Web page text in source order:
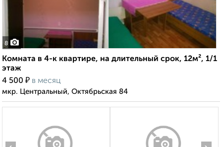
8
Комната в 4-к квартире, на длительный срок, 12м², 1/1
этаж
4 500 ₽ в месяц
мкр. Центральный, Октябрьская 84